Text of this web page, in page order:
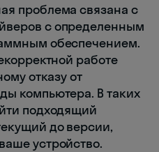
проблема связана с
с определенным
обеспечением.
работе
отказу от
компьютера. В таких
подходящий
до версии,
устройство.